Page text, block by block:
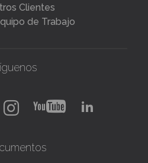
Clientes
de Trabajo